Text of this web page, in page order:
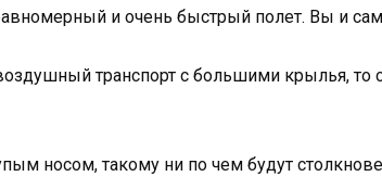
и очень быстрый полет. Вы и
транспорт с большими крылья, то
носом, такому ни по чем будут